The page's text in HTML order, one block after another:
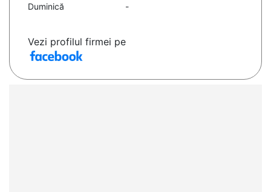
Duminică
-
Vezi profilul firmei pe